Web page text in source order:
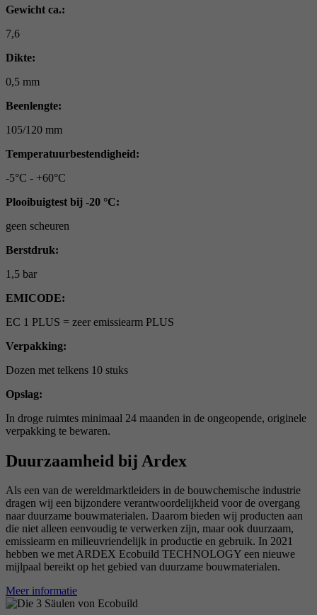
Gewicht ca.:
7,6
Dikte:
0,5 mm
Beenlengte:
105/120 mm
Temperatuurbestendigheid:
-5°C - +60°C
Plooibuigtest bij -20 °C:
geen scheuren
Berstdruk:
1,5 bar
EMICODE:
EC 1 PLUS = zeer emissiearm PLUS
Verpakking:
Dozen met telkens 10 stuks
Opslag:
In droge ruimtes minimaal 24 maanden in de ongeopende, originele
verpakking te bewaren.
Duurzaamheid bij Ardex
Als een van de wereldmarktleiders in de bouwchemische industrie
dragen wij een bijzondere verantwoordelijkheid voor de overgang
naar duurzame bouwmaterialen. Daarom bieden wij producten aan
die niet alleen eenvoudig te verwerken zijn, maar ook duurzaam,
emissiearm en milieuvriendelijk in productie en gebruik. In 2021
hebben we met ARDEX Ecobuild TECHNOLOGY een nieuwe
mijlpaal bereikt op het gebied van duurzame bouwmaterialen.
Meer informatie